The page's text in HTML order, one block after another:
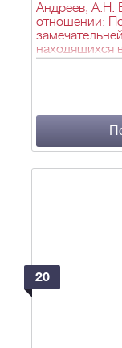
Андреев, А.Н.
отношении:
находящихся
галереях,
приложением
Венеции,
многими в
Андреев,
имп. акад.
25,5х17,5 см.
20